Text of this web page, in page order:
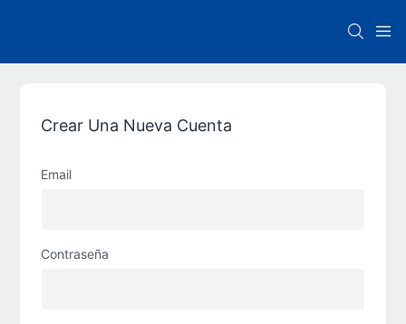
Crear Una Nueva Cuenta
Email
Contraseña